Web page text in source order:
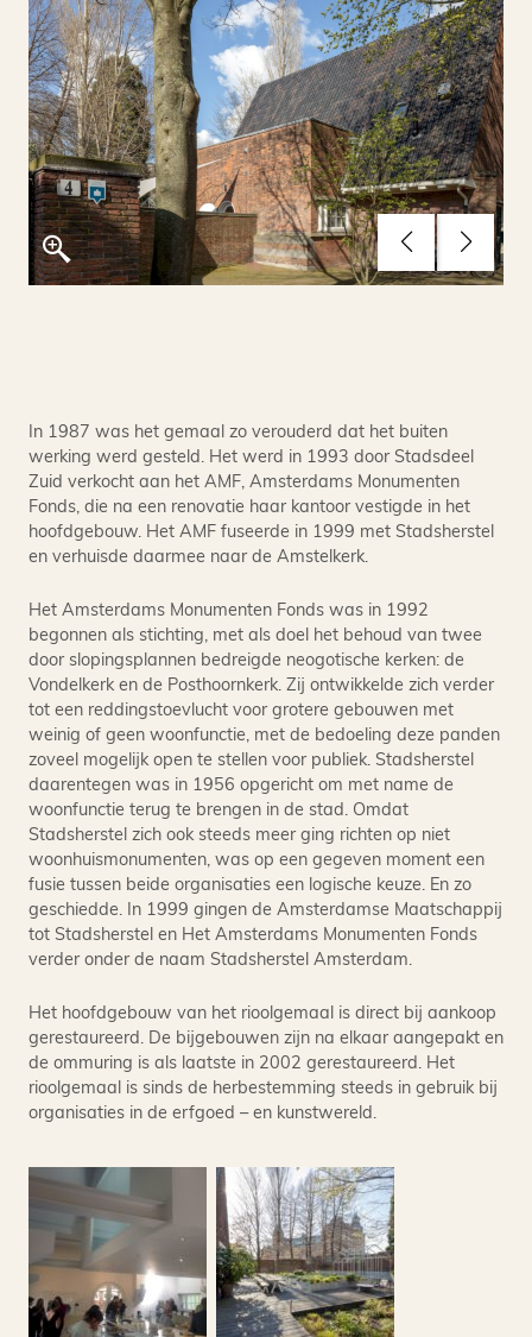
In 1987 was het gemaal zo verouderd dat het buiten
werking werd gesteld. Het werd in 1993 door Stadsdeel
Zuid verkocht aan het AMF, Amsterdams Monumenten
Fonds, die na een renovatie haar kantoor vestigde in het
hoofdgebouw. Het AMF fuseerde in 1999 met Stadsherstel
en verhuisde daarmee naar de Amstelkerk.
Het Amsterdams Monumenten Fonds was in 1992
begonnen als stichting, met als doel het behoud van twee
door slopingsplannen bedreigde neogotische kerken: de
Vondelkerk en de Posthoornkerk. Zij ontwikkelde zich verder
tot een reddingstoevlucht voor grotere gebouwen met
weinig of geen woonfunctie, met de bedoeling deze panden
zoveel mogelijk open te stellen voor publiek. Stadsherstel
daarentegen was in 1956 opgericht om met name de
woonfunctie terug te brengen in de stad. Omdat
Stadsherstel zich ook steeds meer ging richten op niet
woonhuismonumenten, was op een gegeven moment een
fusie tussen beide organisaties een logische keuze. En zo
geschiedde. In 1999 gingen de Amsterdamse Maatschappij
tot Stadsherstel en Het Amsterdams Monumenten Fonds
verder onder de naam Stadsherstel Amsterdam.
Het hoofdgebouw van het rioolgemaal is direct bij aankoop
gerestaureerd. De bijgebouwen zijn na elkaar aangepakt en
de ommuring is als laatste in 2002 gerestaureerd. Het
rioolgemaal is sinds de herbestemming steeds in gebruik bij
organisaties in de erfgoed – en kunstwereld.